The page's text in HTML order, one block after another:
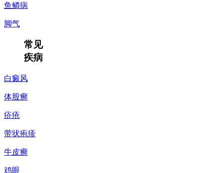
鱼鳞病
脚气
常见
疾病
白癜风
体股癣
疥疮
带状疱疹
牛皮癣
鸡眼